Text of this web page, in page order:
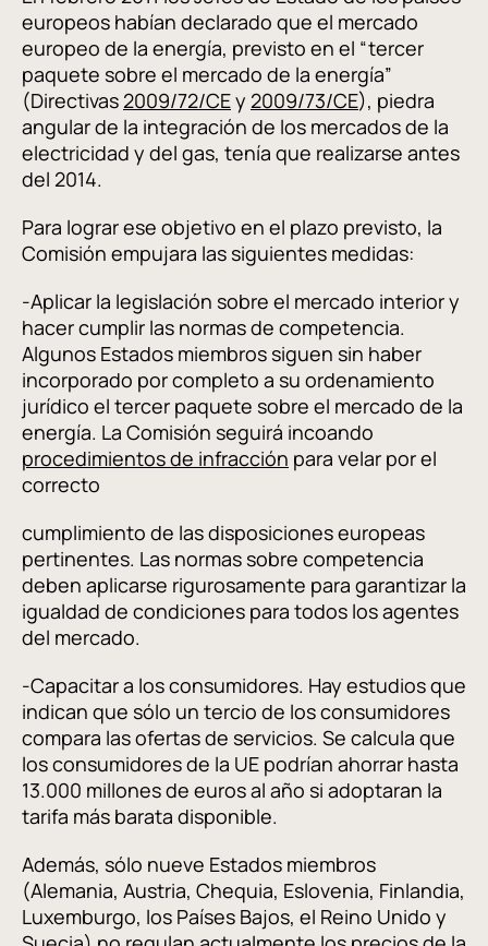
europeos habían declarado que el mercado
europeo de la energía, previsto en el “tercer
paquete sobre el mercado de la energía”
(Directivas 2009/72/CEy 2009/73/CE), piedra
angular de la integración de los mercados de la
electricidad y del gas, tenía que realizarse antes
del 2014.
Para lograr ese objetivo en el plazo previsto, la
Comisión empujara las siguientes medidas:
-Aplicar la legislación sobre el mercado interior y
hacer cumplir las normas de competencia.
Algunos Estados miembros siguen sin haber
incorporado por completo a su ordenamiento
jurídico el tercer paquete sobre el mercado de la
energía. La Comisión seguirá incoando
procedimientos de infracción para velar por el
correcto
cumplimiento de las disposiciones europeas
pertinentes. Las normas sobre competencia
deben aplicarse rigurosamente para garantizar la
igualdad de condiciones para todos los agentes
del mercado.
-Capacitar a los consumidores. Hay estudios que
indican que sólo un tercio de los consumidores
compara las ofertas de servicios. Se calcula que
los consumidores de la UE podrían ahorrar hasta
13.000 millones de euros al año si adoptaran la
tarifa más barata disponible.
Además, sólo nueve Estados miembros
(Alemania, Austria, Chequia, Eslovenia, Finlandia,
Luxemburgo, los Países Bajos, el Reino Unido y